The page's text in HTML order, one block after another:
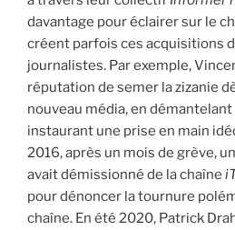
davantage pour éclairer sur le
créent parfois ces acquisitions
journalistes. Par exemple,
réputation de semer la zizanie
nouveau média, en
instaurant une prise en main
2016, après un mois de grève,
avait démissionné de la chaîne
pour dénoncer la tournure
chaîne. En été 2020, Patrick